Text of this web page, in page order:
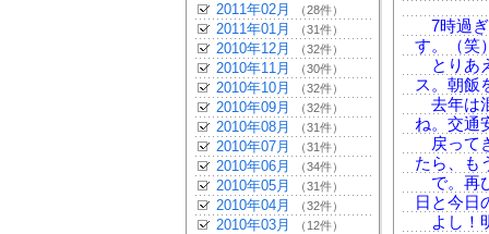
2011年02月 （28件）
2011年01月 （31件）
2010年12月 （32件）
2010年11月 （30件）
2010年10月 （32件）
2010年09月 （32件）
2010年08月 （31件）
2010年07月 （31件）
2010年06月 （34件）
2010年05月 （31件）
2010年04月 （32件）
2010年03月 （12件）
7時過ぎ
す。（笑
とりあ
ス。朝飯
去年は
ね。交通
戻って
たら、も
で。再
日と今日
よし！